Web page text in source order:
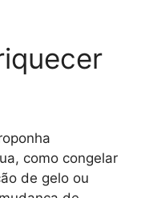
como congelar
de gelo ou